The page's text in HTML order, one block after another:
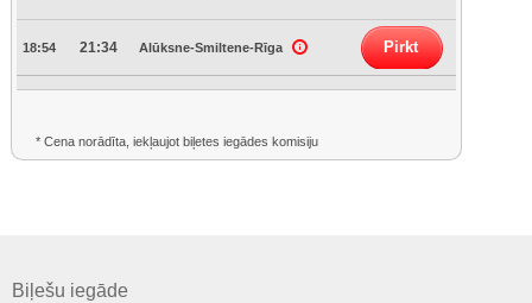
18:54 21:34 Alūksne-Smiltene-Rīga Pirkt
* Cena norādīta, iekļaujot biļetes iegādes komisiju
Biļešu iegāde